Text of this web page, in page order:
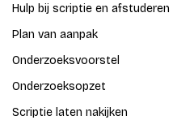
Hulp bij scriptie en afstuderen
Plan van aanpak
Onderzoeksvoorstel
Onderzoeksopzet
Scriptie laten nakijken